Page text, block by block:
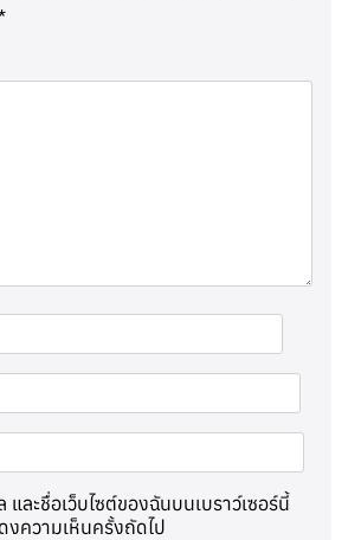
ละชื่อเว็บไซต์ของฉันบนเบราว์เซอร์นี้
งความเห็นครั้งถัดไป